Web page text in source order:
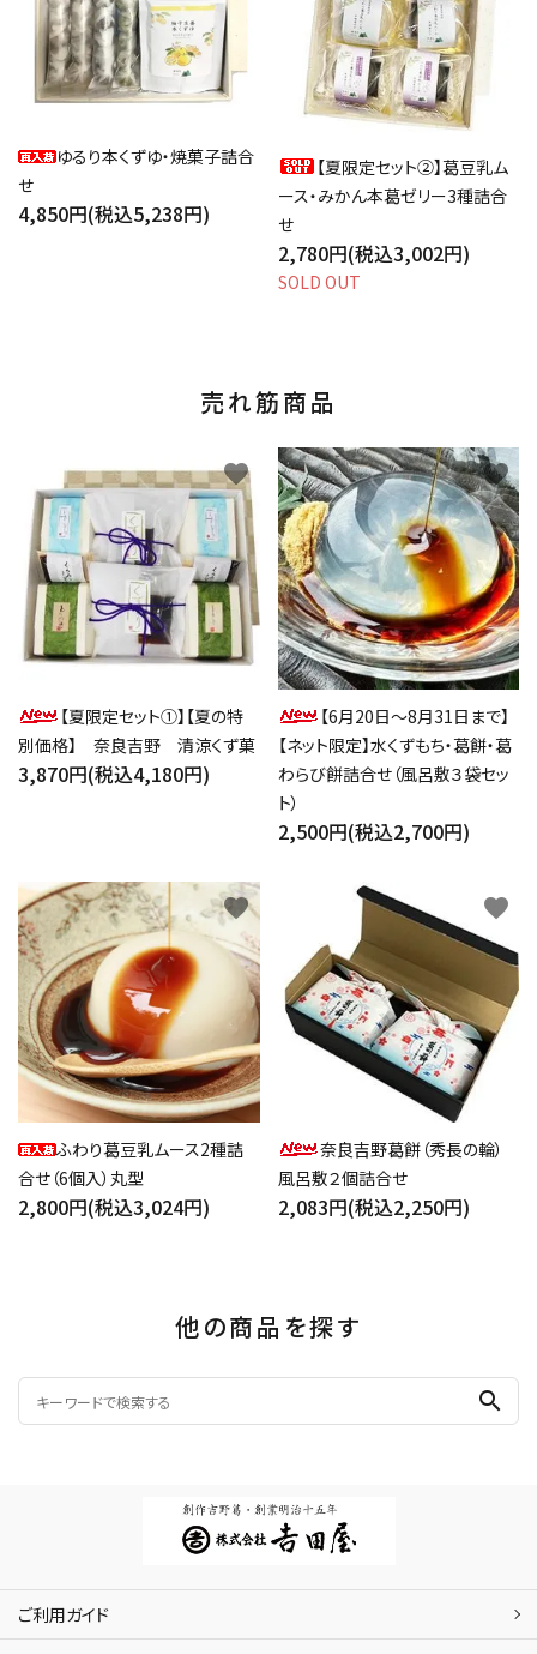
ゆるり本くずゆ・焼菓子詰合
せ
4,850円(税込5,238円)
【夏限定セット②】葛豆乳ム
ース・みかん本葛ゼリー3種詰合
せ
2,780円(税込3,002円)
SOLD OUT
売れ筋商品
【夏限定セット①】【夏の特
別価格】 奈良吉野 清涼くず菓
3,870円(税込4,180円)
favorite
【6月20日～8月31日まで】
【ネット限定】水くずもち・葛餅・葛
わらび餅詰合せ（風呂敷３袋セッ
ト）
2,500円(税込2,700円)
favorite
ふわり葛豆乳ムース2種詰
合せ（6個入）丸型
2,800円(税込3,024円)
favorite
奈良吉野葛餅（秀長の輪）
風呂敷２個詰合せ
2,083円(税込2,250円)
favorite
他の商品を探す
search
ご利用ガイド